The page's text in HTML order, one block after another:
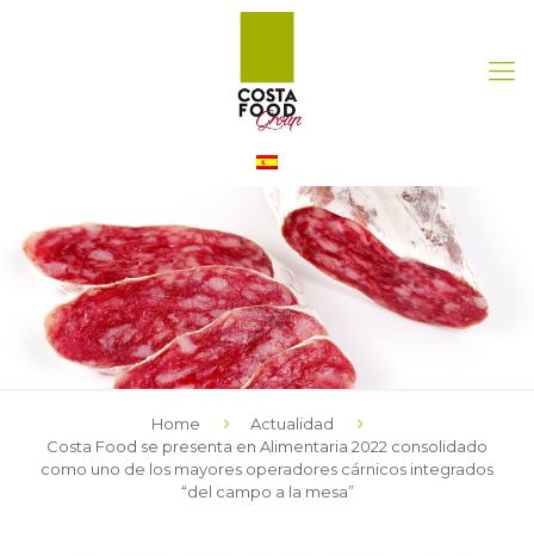
Home
Actualidad
Costa Food se presenta en Alimentaria 2022 consolidado
como uno de los mayores operadores cárnicos integrados
“del campo a la mesa”